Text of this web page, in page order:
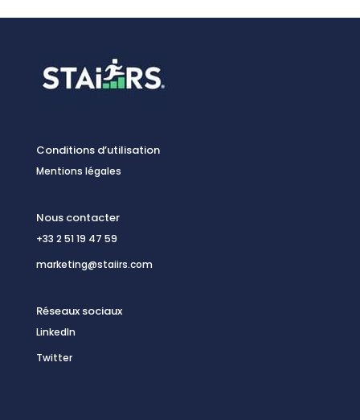
Conditions d’utilisation
Mentions légales
Nous contacter
+33 2 51 19 47 59
marketing@staiirs.com
Réseaux sociaux
LinkedIn
Twitter